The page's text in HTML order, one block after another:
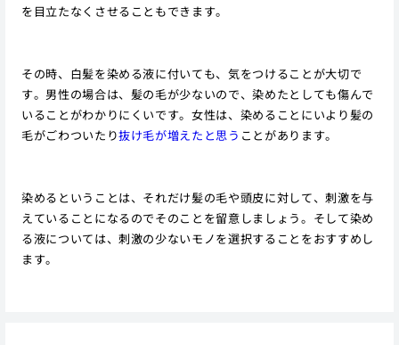
を目立たなくさせることもできます。
その時、白髪を染める液に付いても、気をつけることが大切で
す。男性の場合は、髪の毛が少ないので、染めたとしても傷んで
いることがわかりにくいです。女性は、染めることにいより髪の
毛がごわついたり抜け毛が増えたと思う ことがあります。
染めるということは、それだけ髪の毛や頭皮に対して、刺激を与
えていることになるのでそのことを留意しましょう。そして染め
る液については、刺激の少ないモノを選択することをおすすめし
ます。